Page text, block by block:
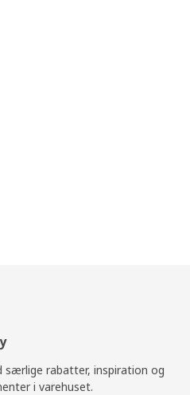
særlige rabatter, inspiration og
i varehuset.